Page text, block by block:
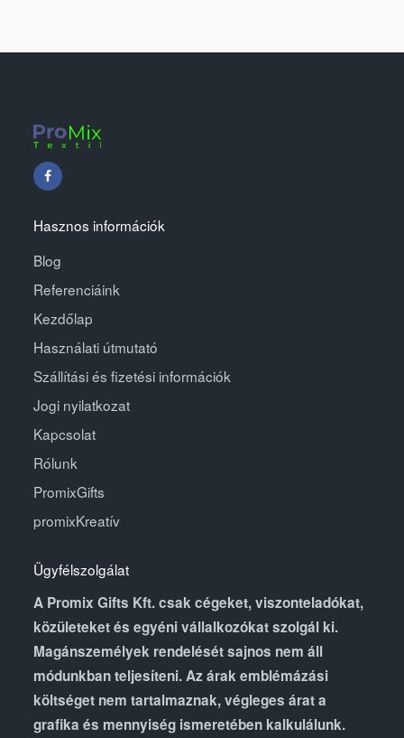
Hasznos információk
Blog
Referenciáink
Kezdőlap
Használati útmutató
Szállítási és fizetési információk
Jogi nyilatkozat
Kapcsolat
Rólunk
PromixGifts
promixKreatív
Ügyfélszolgálat
A Promix Gifts Kft. csak cégeket, viszonteladókat,
közületeket és egyéni vállalkozókat szolgál ki.
Magánszemélyek rendelését sajnos nem áll
módunkban teljesíteni. Az árak emblémázási
költséget nem tartalmaznak, végleges árat a
grafika és mennyiség ismeretében kalkulálunk.